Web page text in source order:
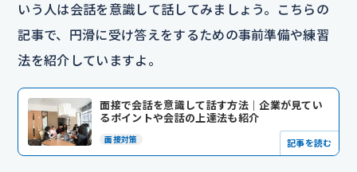
いう人は会話を意識して話してみましょう。こちらの
記事で、円滑に受け答えをするための事前準備や練習
法を紹介していますよ。
面接で会話を意識して話す方法｜企業が見てい
るポイントや会話の上達法も紹介
面接対策 記事を読む